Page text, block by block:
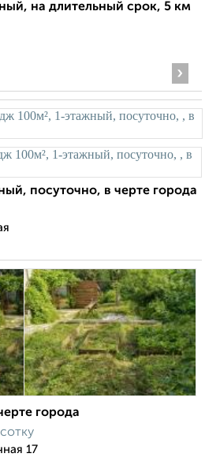
на длительный срок, 5 км
›
посуточно, в черте города
города
17